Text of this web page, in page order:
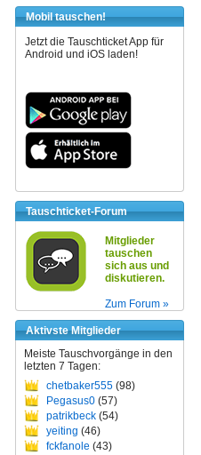
Mobil tauschen!
Jetzt die Tauschticket App für
Android und iOS laden!
Tauschticket-Forum
Mitglieder
tauschen
sich aus und
diskutieren.
Zum Forum »
Aktivste Mitglieder
Meiste Tauschvorgänge in den
letzten 7 Tagen:
chetbaker555 (98)
Pegasus0 (57)
patrikbeck (54)
yeiting (46)
fckfanole (43)